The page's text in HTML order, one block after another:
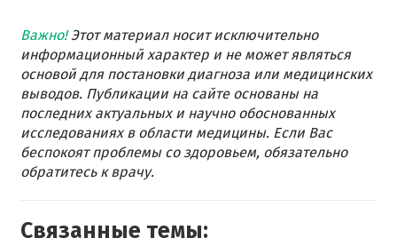
Важно!Этот материал носит исключительно
информационный характер и не может являться
основой для постановки диагноза или медицинских
выводов. Публикации на сайте основаны на
последних актуальных и научно обоснованных
исследованиях в области медицины. Если Вас
беспокоят проблемы со здоровьем, обязательно
обратитесь к врачу.
Связанные темы: